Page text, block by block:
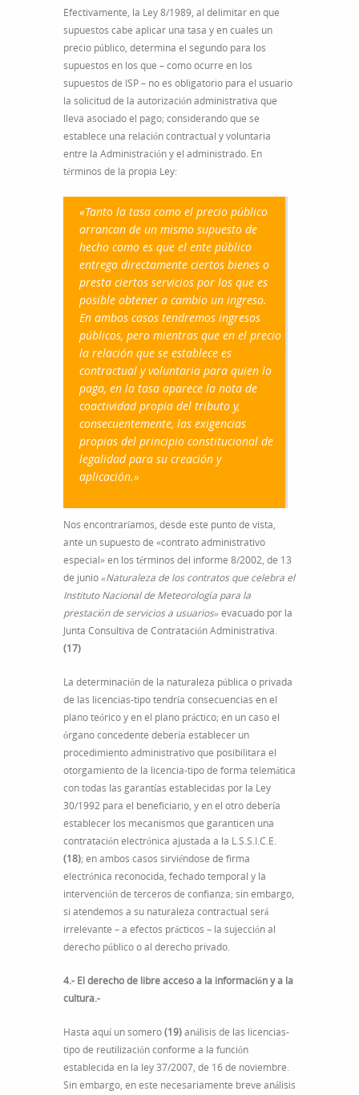
Efectivamente, la Ley 8/1989, al delimitar en que
supuestos cabe aplicar una tasa y en cuales un
precio público, determina el segundo para los
supuestos en los que – como ocurre en los
supuestos de ISP – no es obligatorio para el usuario
la solicitud de la autorización administrativa que
lleva asociado el pago; considerando que se
establece una relación contractual y voluntaria
entre la Administración y el administrado. En
términos de la propia Ley:
«Tanto la tasa como el precio público
arrancan de un mismo supuesto de
hecho como es que el ente público
entrega directamente ciertos bienes o
presta ciertos servicios por los que es
posible obtener a cambio un ingreso.
En ambos casos tendremos ingresos
públicos, pero mientras que en el precio
la relación que se establece es
contractual y voluntaria para quien lo
paga, en la tasa aparece la nota de
coactividad propia del tributo y,
consecuentemente, las exigencias
propias del principio constitucional de
legalidad para su creación y
aplicación.»
Nos encontraríamos, desde este punto de vista,
ante un supuesto de «contrato administrativo
especial» en los términos del informe 8/2002, de 13
de junio«Naturaleza de los contratos que celebra el
Instituto Nacional de Meteorología para la
prestación de servicios a usuarios»evacuado por la
Junta Consultiva de Contratación Administrativa.
(17)
La determinación de la naturaleza pública o privada
de las licencias-tipo tendría consecuencias en el
plano teórico y en el plano práctico; en un caso el
órgano concedente debería establecer un
procedimiento administrativo que posibilitara el
otorgamiento de la licencia-tipo de forma telemática
con todas las garantías establecidas por la Ley
30/1992 para el beneficiario, y en el otro debería
establecer los mecanismos que garanticen una
contratación electrónica ajustada a la L.S.S.I.C.E.
(18); en ambos casos sirviéndose de firma
electrónica reconocida, fechado temporal y la
intervención de terceros de confianza; sin embargo,
si atendemos a su naturaleza contractual será
irrelevante – a efectos prácticos – la sujección al
derecho público o al derecho privado.
4.- El derecho de libre acceso a la información y a la
cultura.-
Hasta aquí un somero(19)análisis de las licencias-
tipo de reutilización conforme a la función
establecida en la ley 37/2007, de 16 de noviembre.
Sin embargo, en este necesariamente breve análisis